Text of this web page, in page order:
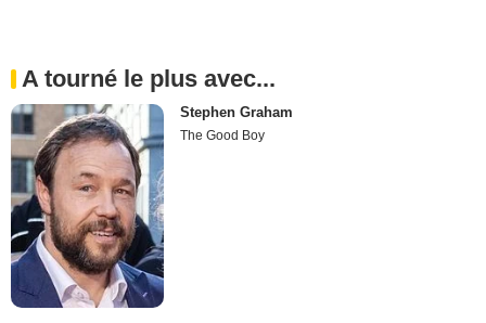
A tourné le plus avec...
Stephen Graham
The Good Boy